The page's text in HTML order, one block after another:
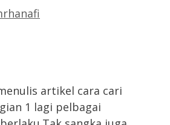
artikel cara cari
1 lagi pelbagai